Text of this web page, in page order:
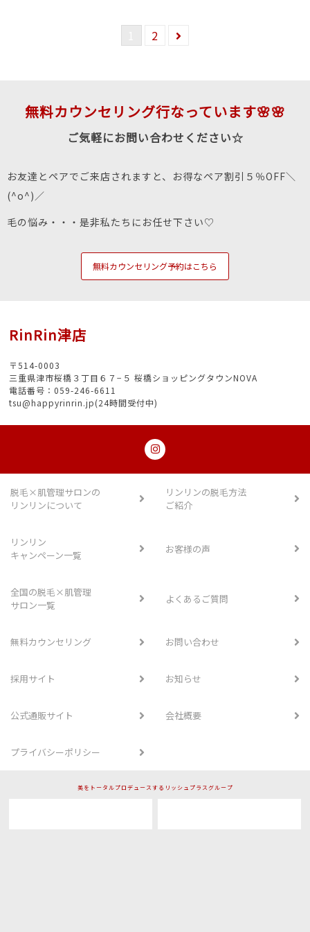
2
無料カウンセリング行なっています🌸🌸
ご気軽にお問い合わせください☆
お友達とペアでご来店されますと、お得なペア割引５％OFF＼
(^o^)／
毛の悩み・・・是非私たちにお任せ下さい♡
無料カウンセリング予約はこちら
RinRin津店
〒514-0003
三重県津市桜橋３丁目６７−５ 桜橋ショッピングタウンNOVA
電話番号：059-246-6611
tsu@happyrinrin.jp(24時間受付中)
脱毛×肌管理サロンの
リンリンについて
リンリンの脱毛方法
ご紹介
リンリン
キャンペーン一覧
お客様の声
全国の脱毛×肌管理
サロン一覧
よくあるご質問
無料カウンセリング お問い合わせ
採用サイト お知らせ
公式通販サイト 会社概要
プライバシーポリシー
美をトータルプロデュースするリッシュプラスグループ